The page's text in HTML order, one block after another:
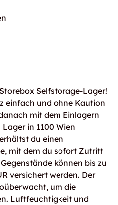
Selfstorage-Lager!
einfach und ohne Kaution
mit dem Einlagern
in 1100 Wien
du einen
mit dem du sofort Zutritt
können bis zu
versichert werden. Der
um die
Luftfeuchtigkeit und